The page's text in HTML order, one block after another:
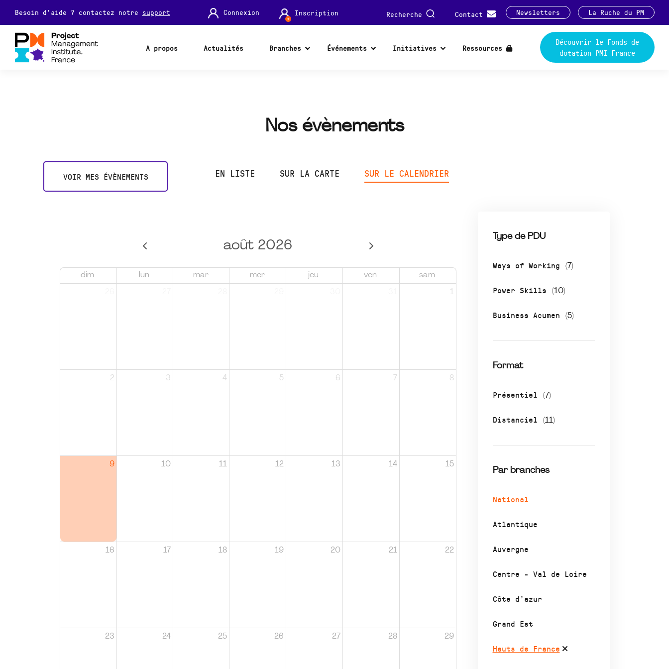
Besoin d'aide ? contactez notre support Connexion Inscription Recherche Contact Newsletters La Ruche du PM
A propos Actualités Branches Événements Initiatives Ressources
Découvrir le Fonds de
dotation PMI France
Nos évènements
VOIR MES ÉVÈNEMENTS EN LISTE SUR LA CARTE SUR LE CALENDRIER
Type de PDU
Ways of Working (7)
Power Skills (10)
Business Acumen (5)
Format
Présentiel (7)
Distanciel (11)
Par branches
National
Atlantique
Auvergne
Centre - Val de Loire
Côte d’azur
Grand Est
Hauts de France
août 2026
dim. lun. mar. mer. jeu. ven. sam.
1
2 3 4 5 6 7 8
9 10 11 12 13 14 15
16 17 18 19 20 21 22
23 24 25 26 27 28 29